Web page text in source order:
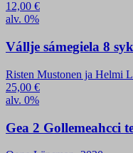
12,00 €
alv. 0%
Vállje sámegiela 8
Risten Mustonen ja Helmi
25,00 €
alv. 0%
Gea 2 Gollemeahcci